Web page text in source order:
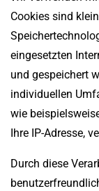
Cookies sind
eingesetzten
und gespeichert
individuellen
wie
Ihre IP-Adresse,
Durch diese